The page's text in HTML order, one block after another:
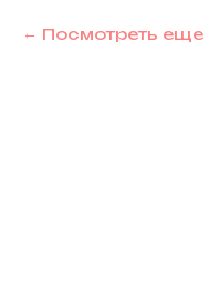
Посмотреть еще